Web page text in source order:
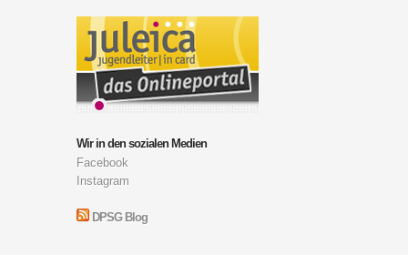
Wir in den sozialen Medien
Facebook
Instagram
DPSG Blog